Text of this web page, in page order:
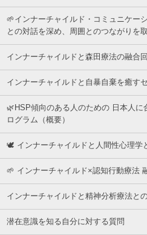
🌱インナーチャイルド・コミュニケー
との対話を深め、周囲とのつながりを
インナーチャイルドと森田療法の融合
インナーチャイルドと自暴自棄を癒す
🌿HSP傾向のある人のための 日本人
ログラム（概要）
🕊 インナーチャイルドと人間性心理学
🌱 インナーチャイルド×認知行動療法
インナーチャイルドと精神分析療法と
潜在意識を知る自分に対する質問